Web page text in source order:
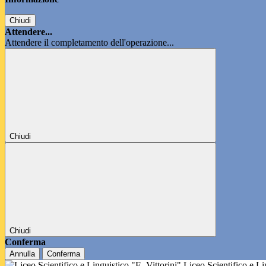
Chiudi
Attendere...
Attendere il completamento dell'operazione...
Chiudi
Chiudi
Conferma
Annulla Conferma